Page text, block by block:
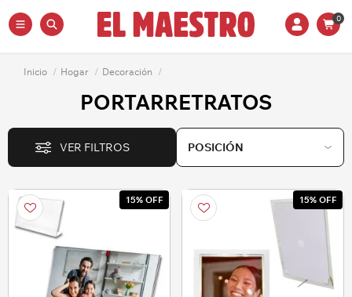
0
Inicio / Hogar / Decoración /
PORTARRETRATOS
VER FILTROS
15% OFF 15% OFF